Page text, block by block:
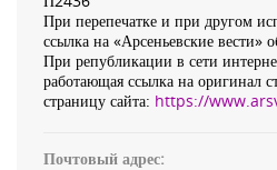
При перепечатке и при другом
ссылка на «Арсеньевские вести»
При републикации в сети
работающая ссылка на оригинал
страницу сайта: https://
Почтовый адрес: